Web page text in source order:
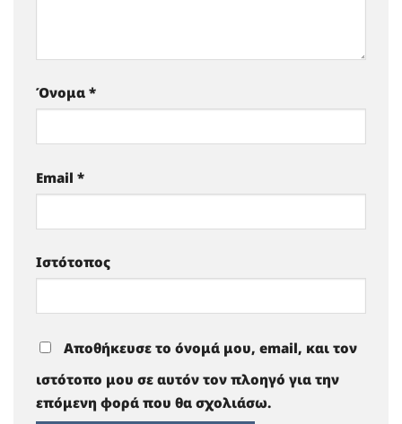
Όνομα *
Email *
Ιστότοπος
Αποθήκευσε το όνομά μου, email, και τον
ιστότοπο μου σε αυτόν τον πλοηγό για την
επόμενη φορά που θα σχολιάσω.